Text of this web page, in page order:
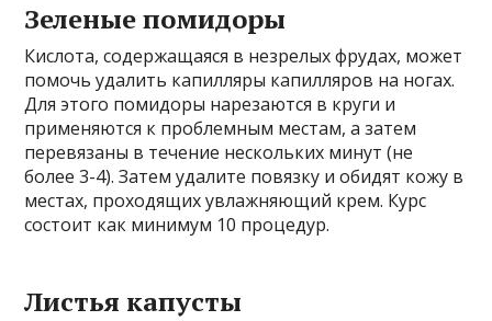
Зеленые помидоры
Кислота, содержащаяся в незрелых фрудах, может
помочь удалить капилляры капилляров на ногах.
Для этого помидоры нарезаются в круги и
применяются к проблемным местам, а затем
перевязаны в течение нескольких минут (не
более 3-4). Затем удалите повязку и обидят кожу в
местах, проходящих увлажняющий крем. Курс
состоит как минимум 10 процедур.
Листья капусты